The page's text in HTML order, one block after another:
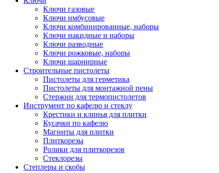
Ключи газовые
Ключи имбусовые
Ключи комбинированные, наборы
Ключи накидные и наборы
Ключи разводные
Ключи рожковые, наборы
Ключи шарнирные
Строительные пистолеты
Пистолеты для герметика
Пистолеты для монтажной пены
Стержни для термопистолетов
Инструмент по кафелю и стеклу
Крестики и клинья для плитки
Кусачки по кафелю
Магниты для плитки
Плиткорезы
Ролики для плиткорезов
Стеклорезы
Степлеры и скобы